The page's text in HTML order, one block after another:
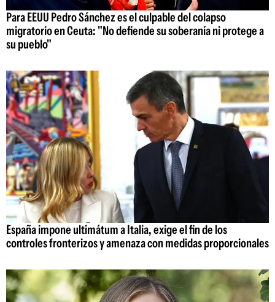
Para EEUU Pedro Sánchez es el culpable del colapso
migratorio en Ceuta: "No defiende su soberanía ni protege a
su pueblo"
España impone ultimátum a Italia, exige el fin de los
controles fronterizos y amenaza con medidas proporcionales